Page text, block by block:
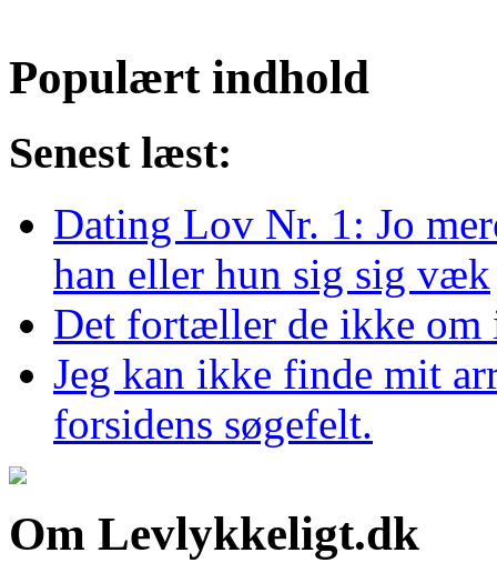
Populært indhold
Senest læst:
Dating Lov Nr. 1: Jo
han eller hun sig sig væk
Det fortæller de ikke om
Jeg kan ikke finde mit
forsidens søgefelt.
Om Levlykkeligt.dk